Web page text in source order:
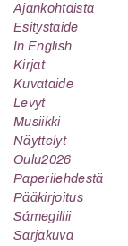
Ajankohtaista
Esitystaide
In English
Kirjat
Kuvataide
Levyt
Musiikki
Näyttelyt
Oulu2026
Paperilehdestä
Pääkirjoitus
Sámegillii
Sarjakuva